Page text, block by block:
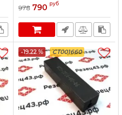
978 790 руб
-19.22 % CT001660